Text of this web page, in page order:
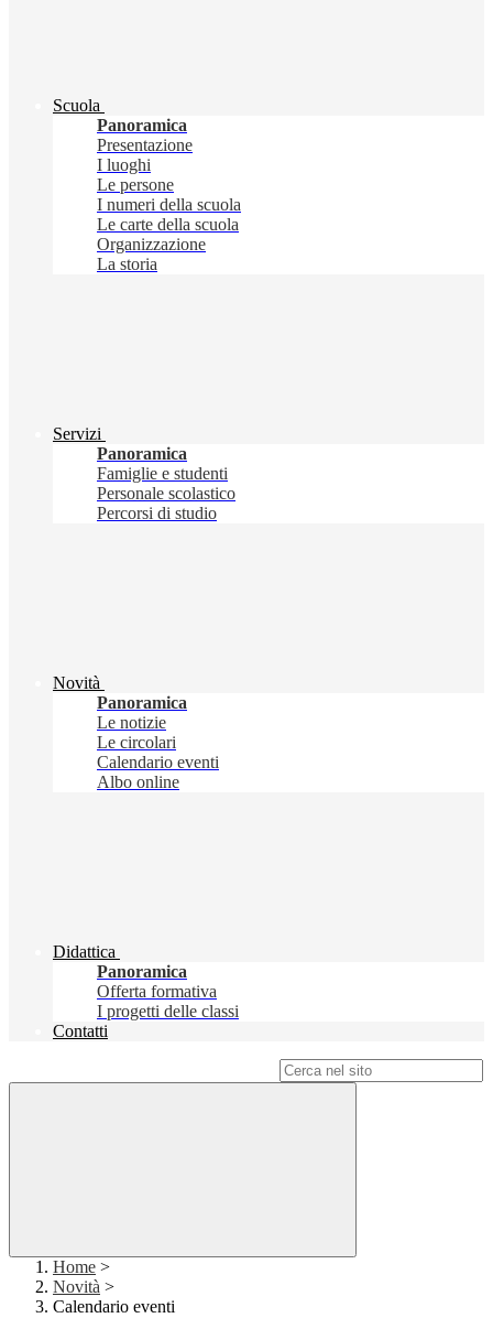
Scuola
Panoramica
Presentazione
I luoghi
Le persone
I numeri della scuola
Le carte della scuola
Organizzazione
La storia
Servizi
Panoramica
Famiglie e studenti
Personale scolastico
Percorsi di studio
Novità
Panoramica
Le notizie
Le circolari
Calendario eventi
Albo online
Didattica
Panoramica
Offerta formativa
I progetti delle classi
Contatti
Home >
Novità >
Calendario eventi